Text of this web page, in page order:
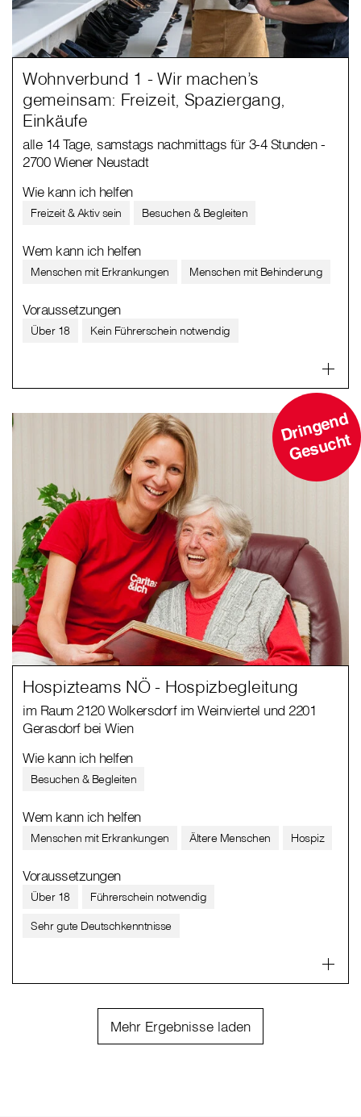
Wohnverbund 1 - Wir machen’s
gemeinsam: Freizeit, Spaziergang,
Einkäufe
alle 14 Tage, samstags nachmittags für 3-4 Stunden -
2700 Wiener Neustadt
Wie kann ich helfen
Freizeit & Aktiv sein Besuchen & Begleiten
Wem kann ich helfen
Menschen mit Erkrankungen Menschen mit Behinderung
Voraussetzungen
Über 18 Kein Führerschein notwendig
D
ri
n
g
e
n
d
G
e
s
u
c
ht
Hospizteams NÖ - Hospizbegleitung
im Raum 2120 Wolkersdorf im Weinviertel und 2201
Gerasdorf bei Wien
Wie kann ich helfen
Besuchen & Begleiten
Wem kann ich helfen
Menschen mit Erkrankungen Ältere Menschen Hospiz
Voraussetzungen
Über 18
Führerschein notwendig
Sehr gute Deutschkenntnisse
Mehr Ergebnisse laden